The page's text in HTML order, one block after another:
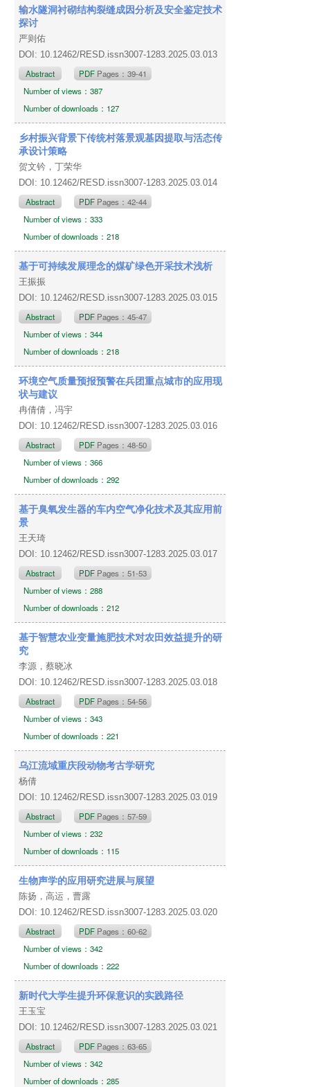
输水隧洞衬砌结构裂缝成因分析及安全鉴定技术
探讨
严则佑
DOI: 10.12462/RESD.issn3007-1283.2025.03.013
Abstract PDF Pages：39-41
Number of views：387
Number of downloads：127
乡村振兴背景下传统村落景观基因提取与活态传
承设计策略
贺文钤，丁荣华
DOI: 10.12462/RESD.issn3007-1283.2025.03.014
Abstract PDF Pages：42-44
Number of views：333
Number of downloads：218
基于可持续发展理念的煤矿绿色开采技术浅析
王振振
DOI: 10.12462/RESD.issn3007-1283.2025.03.015
Abstract PDF Pages：45-47
Number of views：344
Number of downloads：218
环境空气质量预报预警在兵团重点城市的应用现
状与建议
冉倩倩，冯宇
DOI: 10.12462/RESD.issn3007-1283.2025.03.016
Abstract PDF Pages：48-50
Number of views：366
Number of downloads：292
基于臭氧发生器的车内空气净化技术及其应用前
景
王天琦
DOI: 10.12462/RESD.issn3007-1283.2025.03.017
Abstract PDF Pages：51-53
Number of views：288
Number of downloads：212
基于智慧农业变量施肥技术对农田效益提升的研
究
李源，蔡晓冰
DOI: 10.12462/RESD.issn3007-1283.2025.03.018
Abstract PDF Pages：54-56
Number of views：343
Number of downloads：221
乌江流域重庆段动物考古学研究
杨倩
DOI: 10.12462/RESD.issn3007-1283.2025.03.019
Abstract PDF Pages：57-59
Number of views：232
Number of downloads：115
生物声学的应用研究进展与展望
陈扬，高运，曹露
DOI: 10.12462/RESD.issn3007-1283.2025.03.020
Abstract PDF Pages：60-62
Number of views：342
Number of downloads：222
新时代大学生提升环保意识的实践路径
王玉宝
DOI: 10.12462/RESD.issn3007-1283.2025.03.021
Abstract PDF Pages：63-65
Number of views：342
Number of downloads：285